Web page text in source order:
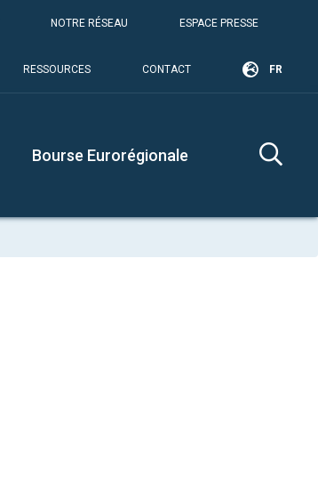
NOTRE RÉSEAU ESPACE PRESSE
RESSOURCES CONTACT FR
Bourse Eurorégionale